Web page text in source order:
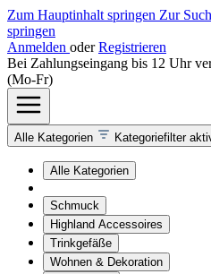
Zum Hauptinhalt springen Zur
springen
Anmelden oder Registrieren
Bei Zahlungseingang bis 12 Uhr
(Mo-Fr)
Alle Kategorien Kategoriefilter
Alle Kategorien
Schmuck
Highland Accessoires
Trinkgefäße
Wohnen & Dekoration